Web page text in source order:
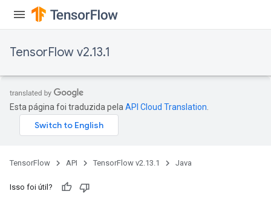
TensorFlow v2.13.1
Esta página foi traduzida pela API Cloud Translation
TensorFlow API TensorFlow v2.13.1 Java
Isso foi útil?